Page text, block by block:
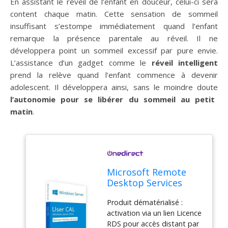
content chaque matin. Cette sensation de sommeil
insuffisant s’estompe immédiatement quand l’enfant
remarque la présence parentale au réveil. Il ne
développera point un sommeil excessif par pure envie.
L’assistance d’un gadget comme le réveil intelligent
prend la relève quand l’enfant commence à devenir
adolescent. Il développera ainsi, sans le moindre doute
l’autonomie pour se libérer du sommeil au petit
matin.
Microsoft Remote
Desktop Services
Licence d’accès
utilisateur
permettant à un
Produit dématérialisé :
activation via un lien Licence
RDS pour accès distant par